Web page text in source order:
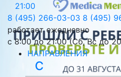
21:00
8 (495) 266-03-03 8 (495)
работает ежедневно
с 8:00 до 21:00 (Сб, Вс до
НАПРАВЛЕНИЯ
C